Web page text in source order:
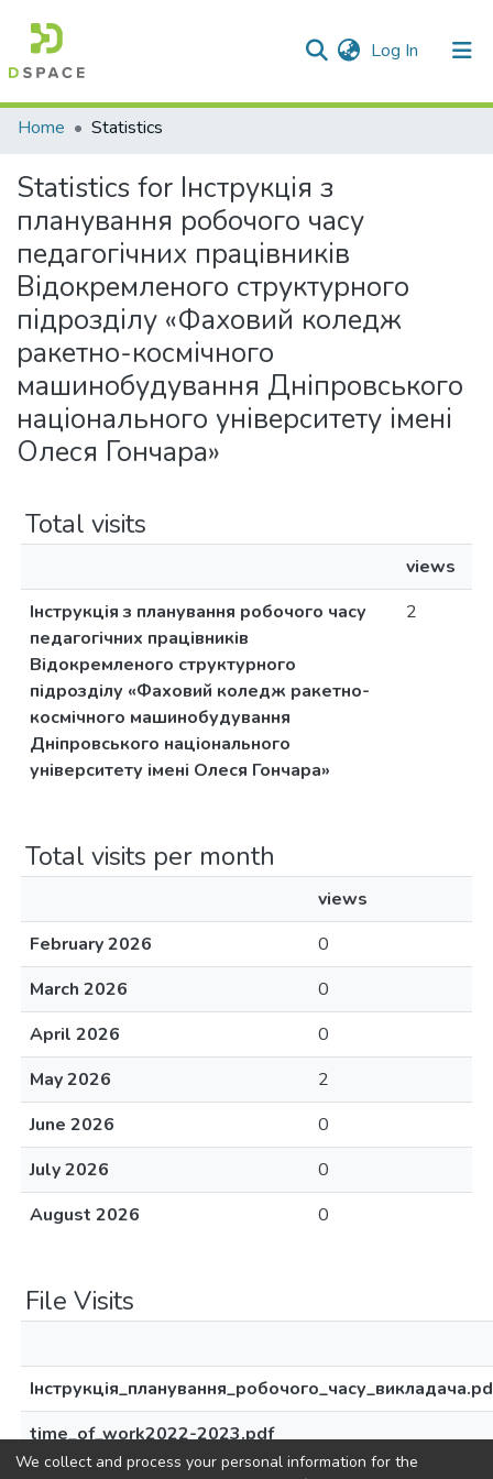
Log In (current)
Communities & Collections
Home Statistics
Statistics for Інструкція з
планування робочого часу
педагогічних працівників
Відокремленого структурного
підрозділу «Фаховий коледж
ракетно-космічного
машинобудування Дніпровського
національного університету імені
Олеся Гончара»
Total visits
views
Інструкція з планування робочого часу
педагогічних працівників
Відокремленого структурного
підрозділу «Фаховий коледж ракетно-
космічного машинобудування
Дніпровського національного
університету імені Олеся Гончара»
2
Total visits per month
views
February 2026
0
March 2026
0
April 2026
0
May 2026
2
June 2026
0
July 2026
0
August 2026
0
File Visits
time_of_work2022-2023.pdf
We collect and process your personal information for the